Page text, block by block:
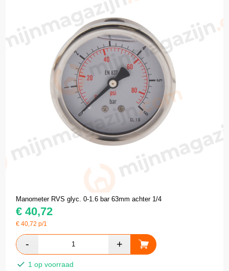
Manometer RVS glyc. 0-1.6 bar 63mm achter 1/4
€ 40,72
€40,72 p/1
1 op voorraad